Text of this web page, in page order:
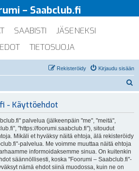
– Saabclub.fi
SAABISTI
JÄSENEKSI
TIETOSUOJA
Kirjaudu sisään
Rekisteröidy
- Käyttöehdot
palvelua (jälkeenpäin "me", "meitä",
"https://foorumi.saabclub.fi"), sitoudut
Mikäli et hyväksy näitä ehtoja, älä rekisteröidy
palvelua. Me voimme muuttaa näitä ehtoja
informoidaksemme sinua. On kuitenkin
säännöllisesti, koska "Foorumi – Saabclub.fi"-
nämä ehdot siinä muodossa, kuin ne on